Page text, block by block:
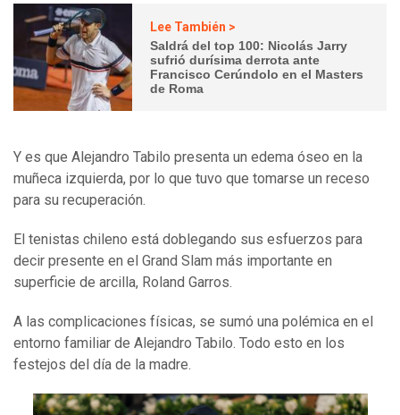
Lee También >
Saldrá del top 100: Nicolás Jarry
sufrió durísima derrota ante
Francisco Cerúndolo en el Masters
de Roma
Y es que Alejandro Tabilo presenta un edema óseo en la
muñeca izquierda, por lo que tuvo que tomarse un receso
para su recuperación.
El tenistas chileno está doblegando sus esfuerzos para
decir presente en el Grand Slam más importante en
superficie de arcilla, Roland Garros.
A las complicaciones físicas, se sumó una polémica en el
entorno familiar de Alejandro Tabilo. Todo esto en los
festejos del día de la madre.